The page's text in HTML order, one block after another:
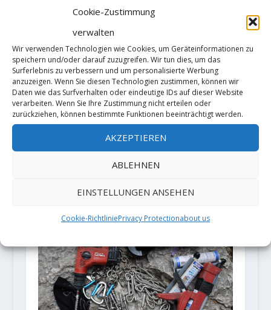
Cookie-Zustimmung
verwalten
Wir verwenden Technologien wie Cookies, um Geräteinformationen zu
speichern und/oder darauf zuzugreifen. Wir tun dies, um das
Surferlebnis zu verbessern und um personalisierte Werbung
anzuzeigen. Wenn Sie diesen Technologien zustimmen, können wir
Daten wie das Surfverhalten oder eindeutige IDs auf dieser Website
verarbeiten. Wenn Sie Ihre Zustimmung nicht erteilen oder
zurückziehen, können bestimmte Funktionen beeinträchtigt werden.
AKZEPTIEREN
ABLEHNEN
EINSTELLUNGEN ANSEHEN
Cookie-RichtliniePrivacy Protectionabout us
Ligne Claire" 8c+
Alessandro Zeni meldet
"Cryptography" (9b)